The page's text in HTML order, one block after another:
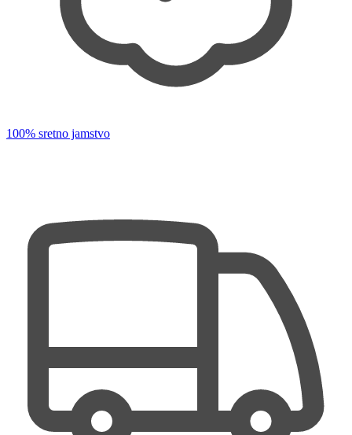
100% sretno jamstvo